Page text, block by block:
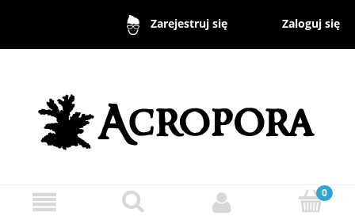
Zarejestruj się Zaloguj się